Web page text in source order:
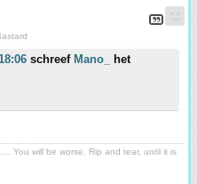
schreef Mano_
het
You will be worse. Rip and tear, until it is